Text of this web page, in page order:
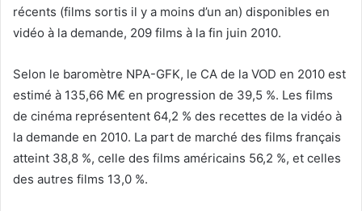
récents (films sortis il y a moins d’un an) disponibles en
vidéo à la demande, 209 films à la fin juin 2010.
Selon le baromètre NPA-GFK, le CA de la VOD en 2010 est
estimé à 135,66 M€ en progression de 39,5 %. Les films
de cinéma représentent 64,2 % des recettes de la vidéo à
la demande en 2010. La part de marché des films français
atteint 38,8 %, celle des films américains 56,2 %, et celles
des autres films 13,0 %.